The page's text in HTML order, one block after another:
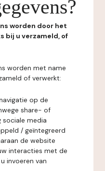
worden door het
bij u verzameld, of
worden met name
of verwerkt:
op de
share- of
media
/ geïntegreerd
de website
interacties met de
invoeren van